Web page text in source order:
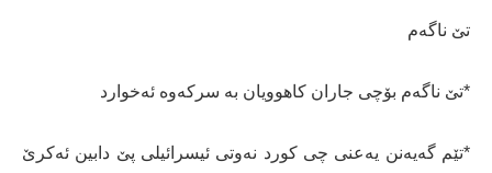
تێ ناگەم
*تێ ناگەم بۆچی جاران کاھوویان بە سرکەوە ئەخوارد
*تێم گەیەنن یەعنی چی کورد نەوتی ئیسرائیلی پێ دابین ئەکرێ